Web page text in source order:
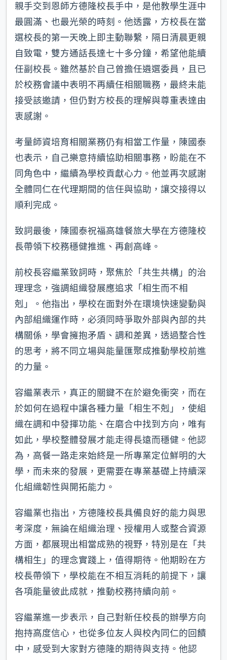
親手交到恩師方德隆校長手中，是他教學生涯中
最圓滿、也最光榮的時刻。他透露，方校長在當
選校長的第一天晚上即主動聯繫，隔日清晨更親
自致電，雙方通話長達七十多分鐘，希望他能續
任副校長。雖然基於自己曾擔任遴選委員，且已
於校務會議中表明不再續任相關職務，最終未能
接受該邀請，但仍對方校長的理解與尊重表達由
衷感謝。
考量師資培育相關業務仍有相當工作量，陳國泰
也表示，自己樂意持續協助相關事務，盼能在不
同角色中，繼續為學校貢獻心力。他並再次感謝
全體同仁在代理期間的信任與協助，讓交接得以
順利完成。
致詞最後，陳國泰祝福高雄餐旅大學在方德隆校
長帶領下校務穩健推進、再創高峰。
前校長容繼業致詞時，聚焦於「共生共構」的治
理理念，強調組織發展應追求「相生而不相
剋」。他指出，學校在面對外在環境快速變動與
內部組織運作時，必須同時爭取外部與內部的共
構關係，學會擁抱矛盾、調和差異，透過整合性
的思考，將不同立場與能量匯聚成推動學校前進
的力量。
容繼業表示，真正的關鍵不在於避免衝突，而在
於如何在過程中讓各種力量「相生不剋」，使組
織在調和中發揮功能、在磨合中找到方向，唯有
如此，學校整體發展才能走得長遠而穩健。他認
為，高餐一路走來始終是一所專業定位鮮明的大
學，而未來的發展，更需要在專業基礎上持續深
化組織韌性與開拓能力。
容繼業也指出，方德隆校長具備良好的能力與思
考深度，無論在組織治理、授權用人或整合資源
方面，都展現出相當成熟的視野，特別是在「共
構相生」的理念實踐上，值得期待。他期盼在方
校長帶領下，學校能在不相互消耗的前提下，讓
各項能量彼此成就，推動校務持續向前。
容繼業進一步表示，自己對新任校長的辦學方向
抱持高度信心，也從多位友人與校內同仁的回饋
中，感受到大家對方德隆的期待與支持。他認